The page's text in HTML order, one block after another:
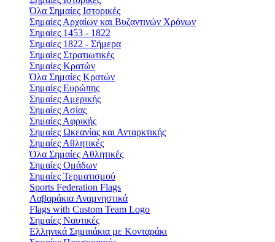
Όλα Σημαίες Ιστορικές
Σημαίες Αρχαίων και Βυζαντινών Χρόνων
Σημαίες 1453 - 1822
Σημαίες 1822 - Σήμερα
Σημαίες Στρατιωτικές
Σημαίες Κρατών
Όλα Σημαίες Κρατών
Σημαίες Ευρώπης
Σημαίες Αμερικής
Σημαίες Ασίας
Σημαίες Αφρικής
Σημαίες Ωκεανίας και Ανταρκτικής
Σημαίες Αθλητικές
Όλα Σημαίες Αθλητικές
Σημαίες Ομάδων
Σημαίες Τερματισμού
Sports Federation Flags
Λαβαράκια Αναμνηστικά
Flags with Custom Team Logo
Σημαίες Ναυτικές
Ελληνικά Σημαιάκια με Κονταράκι